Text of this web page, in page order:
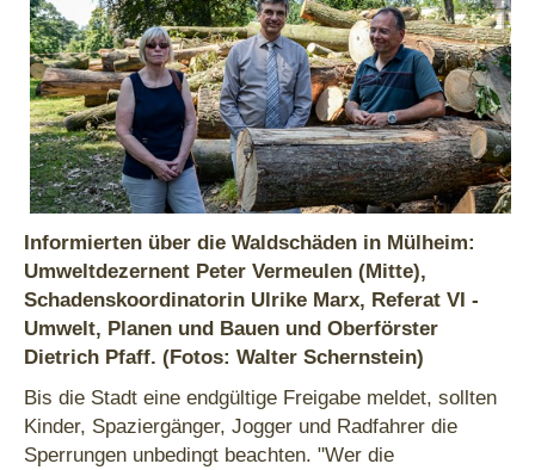
Informierten über die Waldschäden in Mülheim:
Umweltdezernent Peter Vermeulen (Mitte),
Schadenskoordinatorin Ulrike Marx, Referat VI -
Umwelt, Planen und Bauen und Oberförster
Dietrich Pfaff. (Fotos: Walter Schernstein)
Bis die Stadt eine endgültige Freigabe meldet, sollten
Kinder, Spaziergänger, Jogger und Radfahrer die
Sperrungen unbedingt beachten. "Wer die